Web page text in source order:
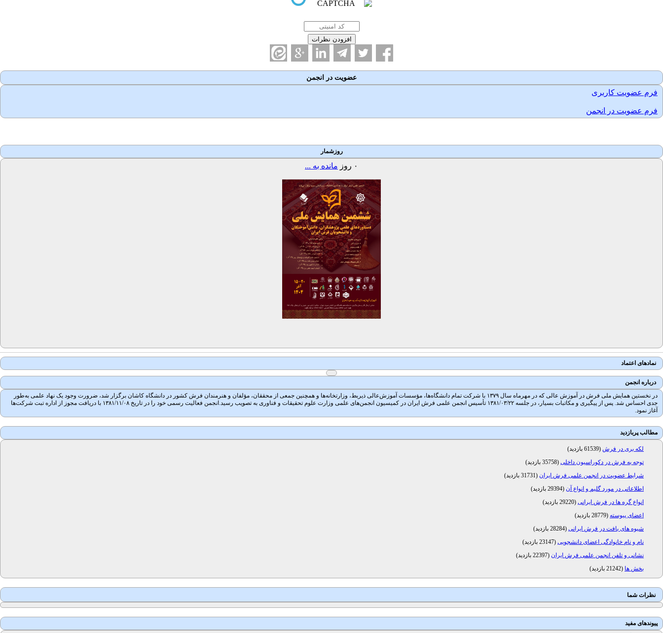
عضویت در انجمن
فرم عضویت کاربری
فرم عضویت در انجمن
روزشمار
۰ روز مانده به ...
نمادهای اعتماد
درباره انجمن
در نخستین همایش ملی فرش در آموزش عالی که در مهرماه سال ۱۳۷۹ با شرکت تمام دانشگاه‌ها، مؤسسات آموزش‌عالی ذیربط، وزارتخانه‌ها و همچنین جمعی از محققان، مؤلفان و هنرمندان فرش کشور در دانشگاه کاشان برگزار شد، ضرورت وجود یک نهاد علمی به‌طور
جدی احساس شد. پس از پیگیری و مکاتبات بسیار، در جلسه ۱۳۸۱/۰۳/۲۲ تأسیس انجمن علمی فرش ایران در کمیسیون انجمن‌های علمی وزارت علوم تحقیقات و فناوری به تصویب رسید.انجمن فعالیت رسمی خود را در تاریخ ۱۳۸۱/۱۱/۰۸ با دریافت مجوز از اداره تبت شرکت‌ها
آغاز نمود.
مطالب پربازدید
لکه بری در فرش (61539 بازدید
)
توجه به فرش در دکوراسیون داخلی (35758 بازدید
)
شرایط عضویت در انجمن علمی فرش ایران (31731 بازدید
)
اطلاعاتی در مورد گلیم و انواع آن (29394 بازدید
)
انواع گره ها در فرش ایرانی (29220 بازدید
)
اعضای پیوسته (28779 بازدید
)
شیوه های بافت در فرش ایرانی (28284 بازدید
)
نام و نام خانوادگی اعضای دانشجویی (23147 بازدید
)
نشانی و تلفن انجمن علمی فرش ایران (22397 بازدید
)
بخش ها (21242 بازدید )
نظرات شما
پیوندهای مفید